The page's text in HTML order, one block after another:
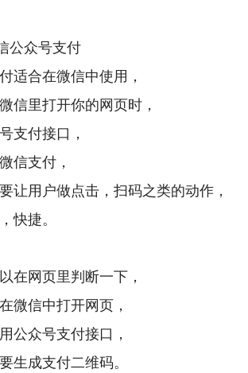
公众号支付
适合在微信中使用，
信里打开你的网页时，
支付接口，
信支付，
让用户做点击，扫码之类的动作，
快捷。
在网页里判断一下，
微信中打开网页，
公众号支付接口，
生成支付二维码。